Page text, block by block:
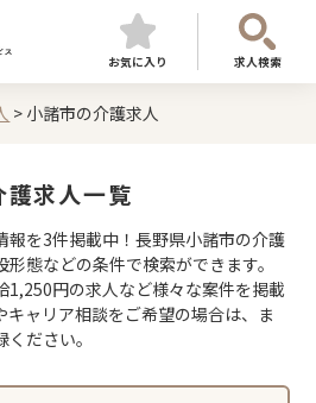
お気に入り 求人検索
> 小諸市の介護求人
求人一覧
報を3件掲載中！長野県小諸市の介護
態などの条件で検索ができます。
1,250円の求人など様々な案件を掲載
キャリア相談をご希望の場合は、ま
ださい。